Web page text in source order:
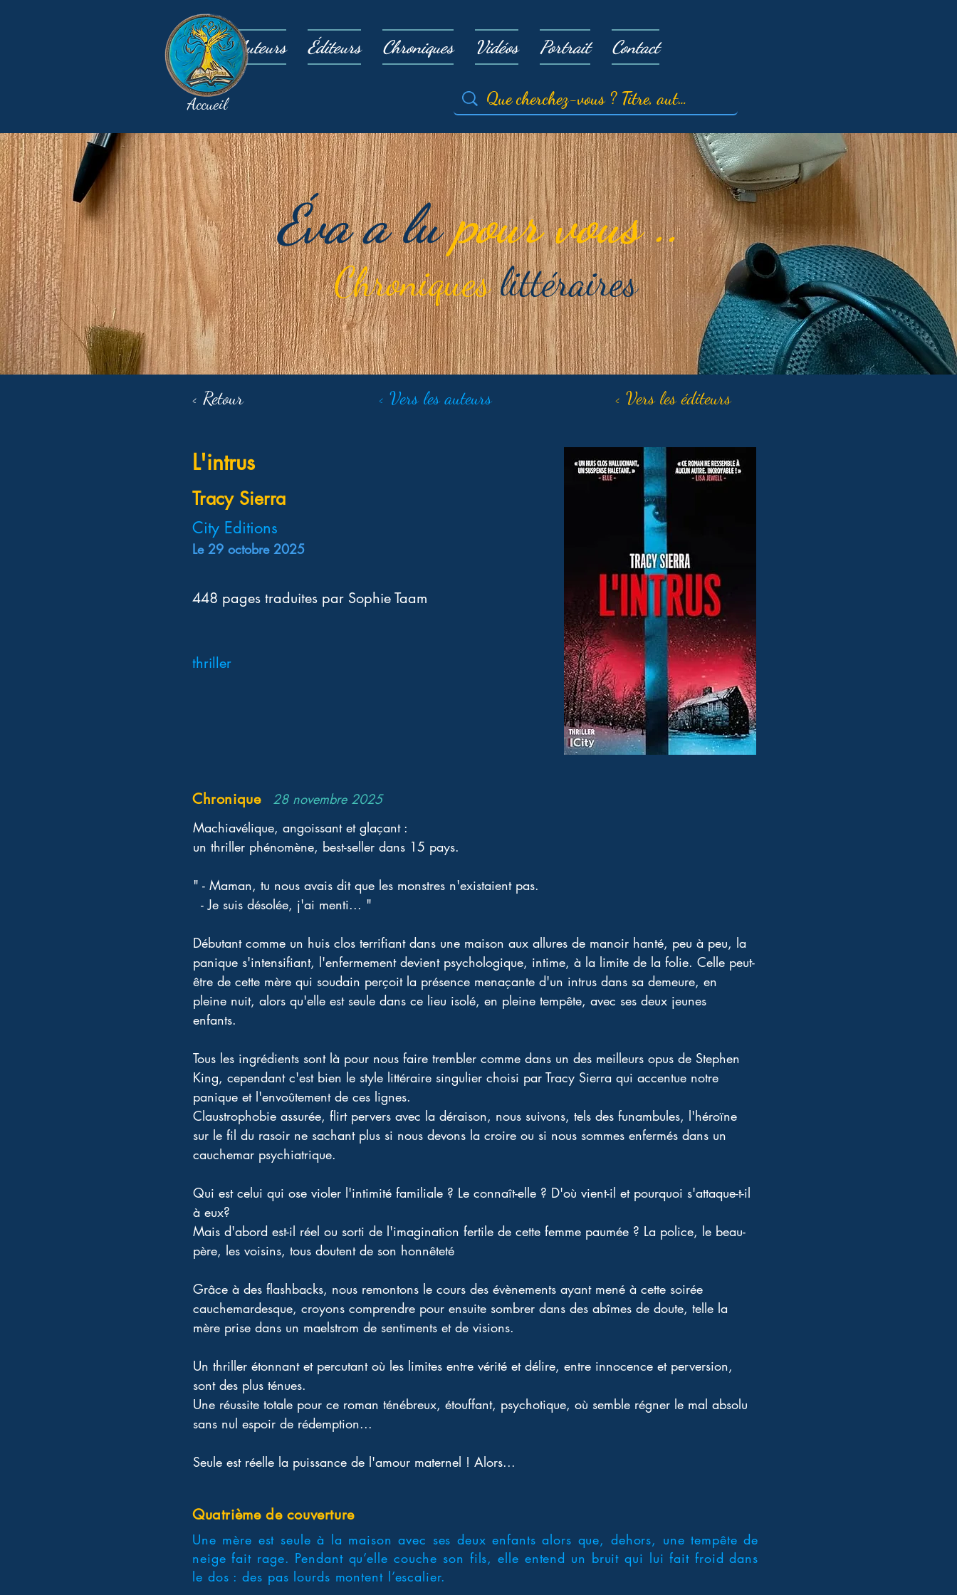
Auteurs Éditeurs Chroniques Vidéos Portrait Contact
Accueil
Éva a lupour vous ..
Chroniqueslittéraires
L'intrus
Tracy Sierra
City Editions
Le 29 octobre 2025
448 pages traduites par Sophie Taam
thriller
Chronique
28 novembre 2025
Machiavélique, angoissant et glaçant :
un thriller phénomène, best-seller dans 15 pays.
" - Maman, tu nous avais dit que les monstres n'existaient pas.
- Je suis désolée, j'ai menti... "
Débutant comme un huis clos terrifiant dans une maison aux allures de manoir hanté, peu à peu, la
panique s'intensifiant, l'enfermement devient psychologique, intime, à la limite de la folie. Celle peut-
être de cette mère qui soudain perçoit la présence menaçante d'un intrus dans sa demeure, en
pleine nuit, alors qu'elle est seule dans ce lieu isolé, en pleine tempête, avec ses deux jeunes
enfants.
Tous les ingrédients sont là pour nous faire trembler comme dans un des meilleurs opus de Stephen
King, cependant c'est bien le style littéraire singulier choisi par Tracy Sierra qui accentue notre
panique et l'envoûtement de ces lignes.
Claustrophobie assurée, flirt pervers avec la déraison, nous suivons, tels des funambules, l'héroïne
sur le fil du rasoir ne sachant plus si nous devons la croire ou si nous sommes enfermés dans un
cauchemar psychiatrique.
Qui est celui qui ose violer l'intimité familiale ? Le connaît-elle ? D'où vient-il et pourquoi s'attaque-t-il
à eux?
Mais d'abord est-il réel ou sorti de l'imagination fertile de cette femme paumée ? La police, le beau-
père, les voisins, tous doutent de son honnêteté
Grâce à des flashbacks, nous remontons le cours des évènements ayant mené à cette soirée
cauchemardesque, croyons comprendre pour ensuite sombrer dans des abîmes de doute, telle la
mère prise dans un maelstrom de sentiments et de visions.
Un thriller étonnant et percutant où les limites entre vérité et délire, entre innocence et perversion,
sont des plus ténues.
Une réussite totale pour ce roman ténébreux, étouffant, psychotique, où semble régner le mal absolu
sans nul espoir de rédemption...
Seule est réelle la puissance de l'amour maternel ! Alors...
Quatrième de couverture
Une mère est seule à la maison avec ses deux enfants alors que, dehors, une tempête de
neige fait rage. Pendant qu’elle couche son fils, elle entend un bruit qui lui fait froid dans
le dos : des pas lourds montent l’escalier.
< Retour < Vers les auteurs < Vers les éditeurs